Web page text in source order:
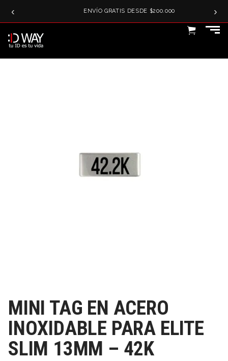
‹ ENVÍO GRATIS DESDE $200.000 ›
MINI TAG EN ACERO
INOXIDABLE PARA ELITE
SLIM 13MM – 42K